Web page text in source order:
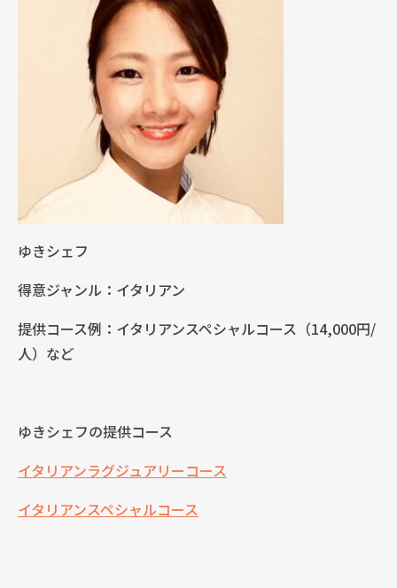
ゆきシェフ
得意ジャンル：イタリアン
提供コース例：イタリアンスペシャルコース（14,000円/
人）など
ゆきシェフの提供コース
イタリアンラグジュアリーコース
イタリアンスペシャルコース